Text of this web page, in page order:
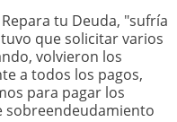
tu Deuda, "sufría
que solicitar varios
volvieron los
a todos los pagos,
para pagar los
sobreendeudamiento